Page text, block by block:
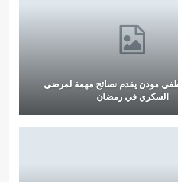
مودن يقدم نصائح مهمة لمرضى
السكري في رمضان